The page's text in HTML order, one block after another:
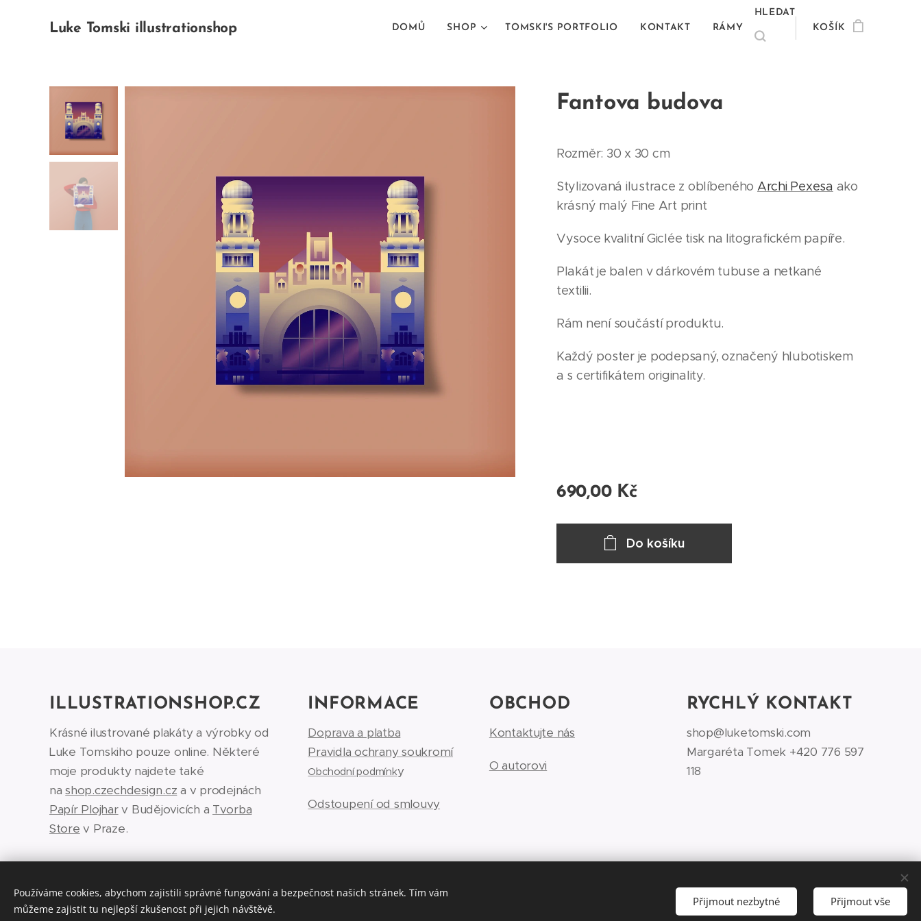
Luke Tomski illustrationshop DOMŮ SHOP TOMSKI'S PORTFOLIO KONTAKT RÁMY
HLEDAT
KOŠÍK
Fantova budova
Rozměr: 30 x 30 cm
Stylizovaná ilustrace z oblíbeného Archi Pexesa ako
krásný malý Fine Art print
Vysoce kvalitní Giclée tisk na litografickém papíře.
Plakát je balen v dárkovém tubuse a netkané
textilii.
Rám není součástí produktu.
Každý poster je podepsaný, označený hlubotiskem
a s certifikátem originality.
690,00Kč
Do košíku
ILLUSTRATIONSHOP.CZ
Krásné ilustrované plakáty a výrobky od
Luke Tomskiho pouze online. Některé
moje produkty najdete také
nashop.czechdesign.cz a v prodejnách
Papír Plojharv Budějovicích a Tvorba
Store v Praze.
INFORMACE
Doprava a platba
Pravidla ochrany soukromí
Obchodní podmínky
Odstoupení od smlouvy
OBCHOD
Kontaktujte nás
O autorovi
RYCHLÝ KONTAKT
shop@luketomski.com
Margaréta Tomek +420 776 597
118‬
Používáme cookies, abychom zajistili správné fungování a bezpečnost našich stránek. Tím vám
můžeme zajistit tu nejlepší zkušenost při jejich návštěvě.
Přijmout nezbytné Přijmout vše